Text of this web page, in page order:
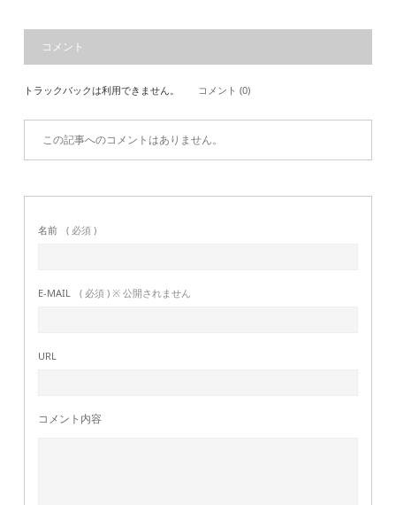
コメント
トラックバックは利用できません。 コメント (0)
この記事へのコメントはありません。
名前 ( 必須 )
E-MAIL ( 必須 ) ※ 公開されません
URL
コメント内容